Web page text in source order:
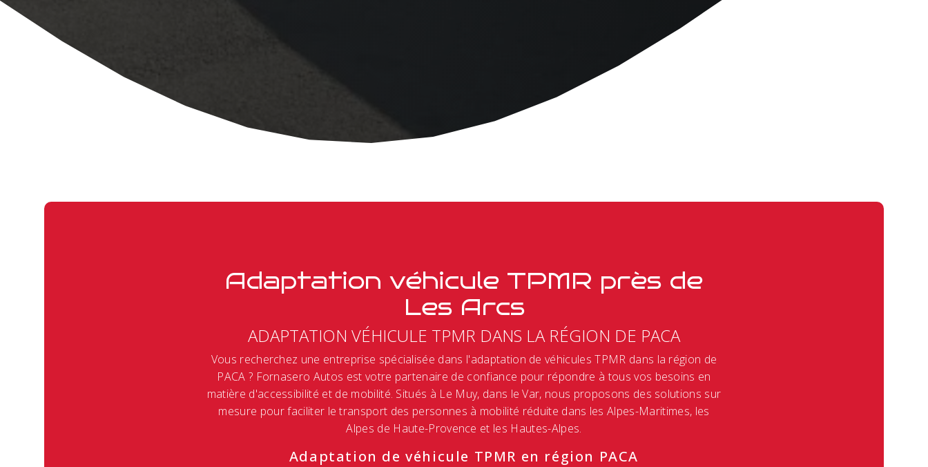
Adaptation véhicule TPMR près de
Les Arcs
ADAPTATION VÉHICULE TPMR DANS LA RÉGION DE PACA
Vous recherchez une entreprise spécialisée dans l'adaptation de véhicules TPMR dans la région de
PACA ? Fornasero Autos est votre partenaire de confiance pour répondre à tous vos besoins en
matière d'accessibilité et de mobilité. Situés à Le Muy, dans le Var, nous proposons des solutions sur
mesure pour faciliter le transport des personnes à mobilité réduite dans les Alpes-Maritimes, les
Alpes de Haute-Provence et les Hautes-Alpes.
Adaptation de véhicule TPMR en région PACA